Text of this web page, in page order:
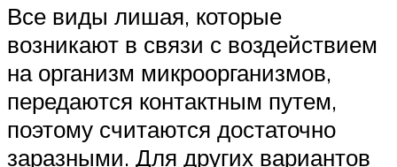
Все виды лишая, которые
возникают в связи с воздействием
на организм микроорганизмов,
передаются контактным путем,
поэтому считаются достаточно
заразными. Для других вариантов